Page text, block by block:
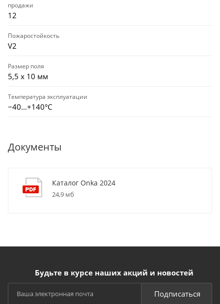
продажи
12
Пожаростойкость
V2
Размер поля
5,5 x 10 мм
Температура эксплуатации
−40…+140°C
Документы
Каталог Onka 2024
24,9 мб
Будьте в курсе наших акций и новостей
Подписаться